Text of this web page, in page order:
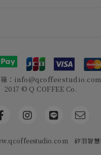
箱：info@qcoffeestudio.com
2017 © Q COFFEE Co.
矽羽智慧